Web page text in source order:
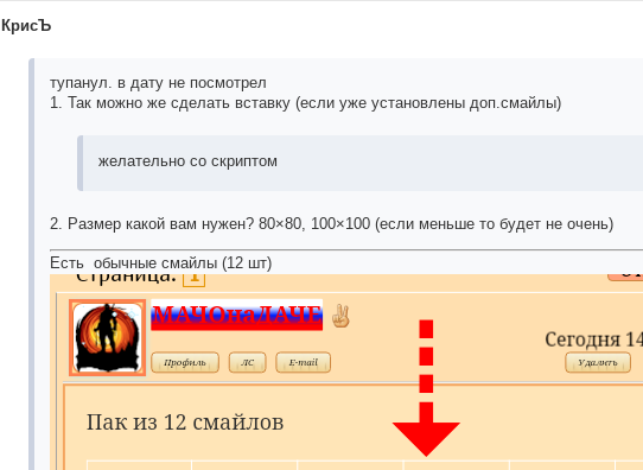
КрисЪ
тупанул. в дату не посмотрел
1. Так можно же сделать вставку (если уже установлены доп.смайлы)
желательно со скриптом
2. Размер какой вам нужен? 80×80, 100×100 (если меньше то будет не очень)
Есть обычные смайлы (12 шт)